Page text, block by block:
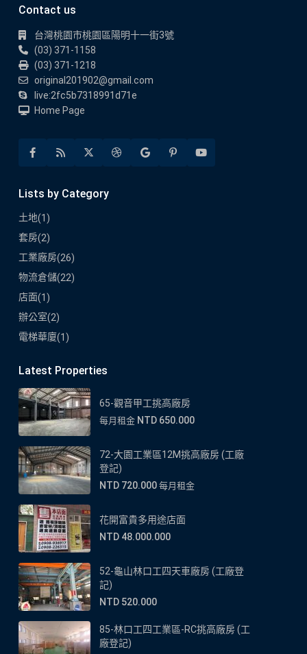
Contact us
台灣桃園市桃園區陽明十一街3號
(03) 371-1158
(03) 371-1218
original201902@gmail.com
live:2fc5b7318991d71e
Home Page
Lists by Category
土地(1)
套房(2)
工業廠房(26)
物流倉儲(22)
店面(1)
辦公室(2)
電梯華廈(1)
Latest Properties
65-觀音甲工挑高廠房
每月租金 NTD 650.000
72-大園工業區12M挑高廠房 (工廠
登記)
NTD 720.000 每月租金
花開富貴多用途店面
NTD 48.000.000
52-龜山林口工四天車廠房 (工廠登
記)
NTD 520.000
85-林口工四工業區-RC挑高廠房 (工
廠登記)